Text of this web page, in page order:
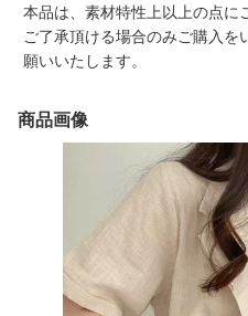
本品は、素材特性上以上の点に
ご了承頂ける場合のみご購入を
願いいたします。
商品画像